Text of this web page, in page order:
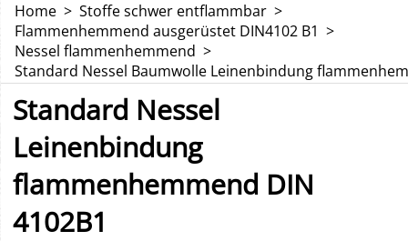
Home > Stoffe schwer entflammbar >
Flammenhemmend ausgerüstet DIN4102 B1 >
Nessel flammenhemmend >
Standard Nessel Baumwolle Leinenbindung
Standard Nessel
Leinenbindung
flammenhemmend DIN
4102B1